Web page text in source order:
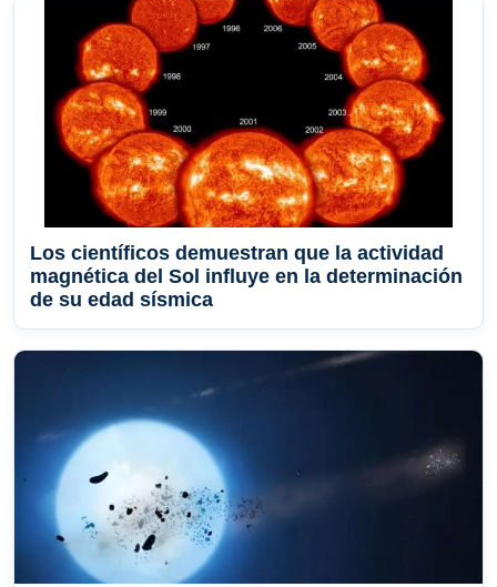
Los científicos demuestran que la actividad
magnética del Sol influye en la determinación
de su edad sísmica